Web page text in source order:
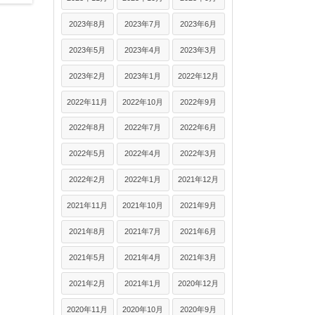
2023年8月 2023年7月 2023年6月
2023年5月 2023年4月 2023年3月
2023年2月 2023年1月 2022年12月
2022年11月 2022年10月 2022年9月
2022年8月 2022年7月 2022年6月
2022年5月 2022年4月 2022年3月
2022年2月 2022年1月 2021年12月
2021年11月 2021年10月 2021年9月
2021年8月 2021年7月 2021年6月
2021年5月 2021年4月 2021年3月
2021年2月 2021年1月 2020年12月
2020年11月 2020年10月 2020年9月